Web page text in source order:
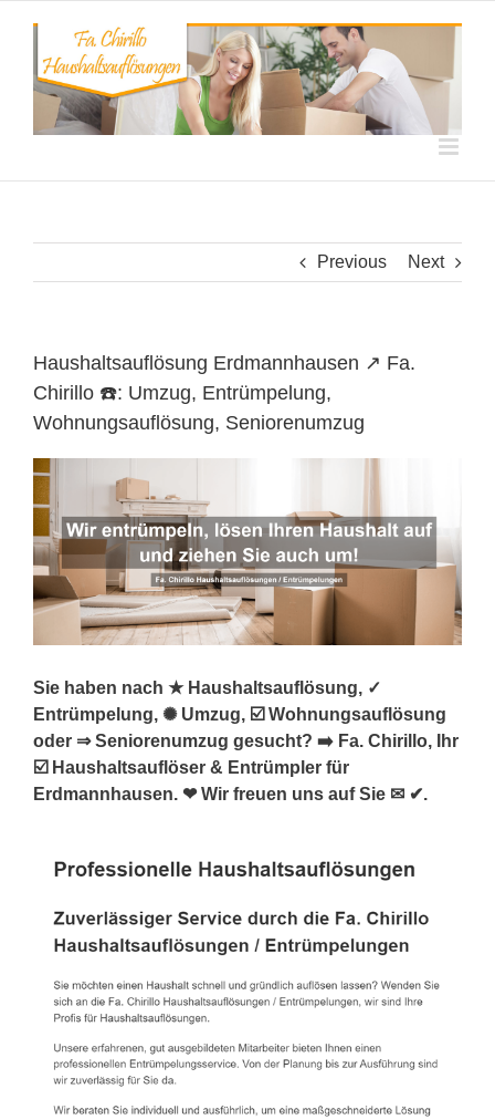
content
Previous Next
Haushaltsauflösung Erdmannhausen ↗️ Fa.
Chirillo ☎️: Umzug, Entrümpelung,
Wohnungsauflösung, Seniorenumzug
Sie haben nach ★ Haushaltsauflösung, ✓
Entrümpelung, ✺ Umzug, ☑️ Wohnungsauflösung
oder ⇒ Seniorenumzug gesucht? ➡️ Fa. Chirillo, Ihr
☑️ Haushaltsauflöser & Entrümpler für
Erdmannhausen. ❤ Wir freuen uns auf Sie ✉ ✔.